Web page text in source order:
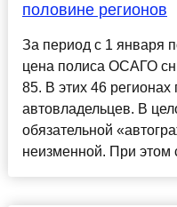
половине регионов
За период с 1 января
цена полиса ОСАГО
85. В этих 46
автовладельцев. В
обязательной
неизменной. При этом